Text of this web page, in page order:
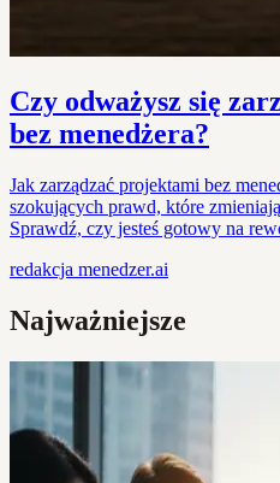
Czy odważysz się
bez menedżera?
Jak zarządzać projektami bez
szokujących prawd, które
Sprawdź, czy jesteś gotowy na
redakcja menedzer.ai
Najważniejsze